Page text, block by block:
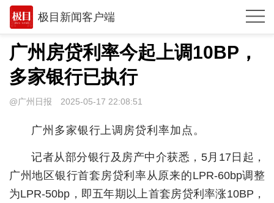
极目新闻客户端
推荐
观点
时政
世相
环球
广州房贷利率今起上调10BP，
多家银行已执行
@广州日报 2025-05-17 22:08:51
广州多家银行上调房贷利率加点。
记者从部分银行及房产中介获悉，5月17日起，
广州地区银行首套房贷利率从原来的LPR-60bp调整
为LPR-50bp，即五年期以上首套房贷利率涨10BP，